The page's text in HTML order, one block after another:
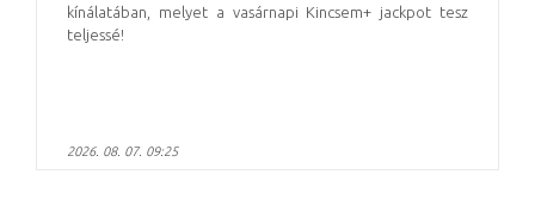
kínálatában, melyet a vasárnapi Kincsem+ jackpot tesz
teljessé!
2026. 08. 07. 09:25